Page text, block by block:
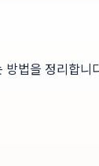
법을 정리합